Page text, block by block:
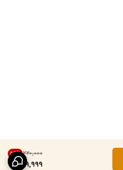
۲۲۰٬۰۰۰ 54%
99,999